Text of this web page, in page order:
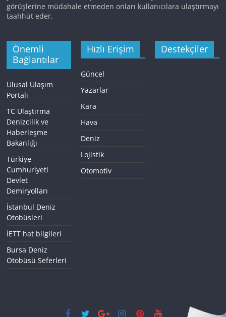
görüşlerine müdahale etmeden onları kullanıcılara ulaştırmayı
taahhüt eder.
Önemli
Bağlantılar
Ulusal Ulaşım
Portalı
TC Ulaştırma
Denizcilik ve
Haberleşme
Bakanlığı
Türkiye
Cumhuriyeti
Devlet
Demiryolları
İstanbul Deniz
Otobüsleri
İETT hat bilgileri
Bursa Deniz
Otobüsü Seferleri
Hızlı Erişim
Güncel
Yazarlar
Kara
Hava
Deniz
Lojistik
Otomotiv
Destekçiler